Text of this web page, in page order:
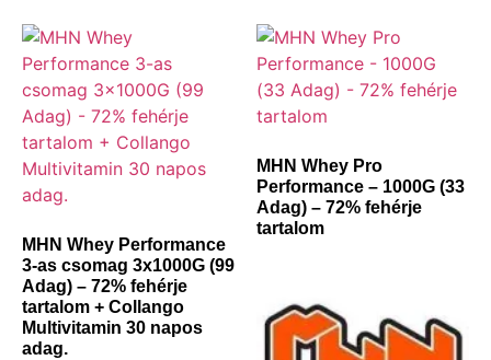
MHN Whey Performance
3-as csomag 3x1000G (99
Adag) – 72% fehérje
tartalom + Collango
Multivitamin 30 napos
adag.
MHN Whey Pro
Performance – 1000G (33
Adag) – 72% fehérje
tartalom